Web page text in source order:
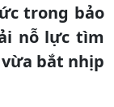
trong bảo
nỗ lực tìm
bắt nhịp